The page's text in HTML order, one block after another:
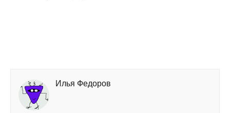
Илья Федоров